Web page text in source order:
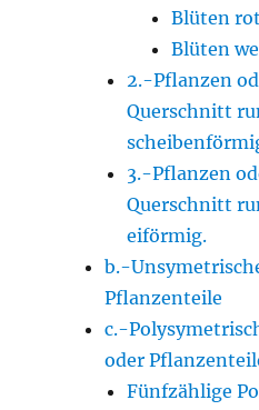
Blüten rot
Blüten
2.-Pflanzen
Querschnitt
3.-Pflanzen
Querschnitt
eiförmig.
b.-
Pflanzenteile
c.-
oder
Fünfzählige